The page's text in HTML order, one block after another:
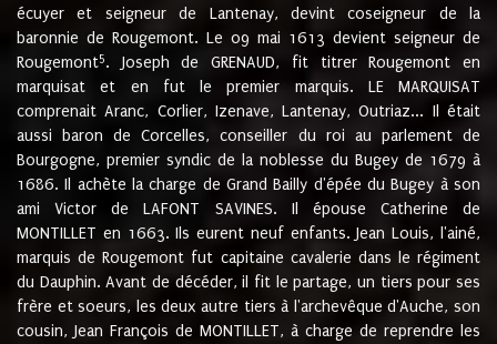
écuyer et seigneur de Lantenay, devint coseigneur de la
baronnie de Rougemont. Le 09 mai 1613 devient seigneur de
Rougemont5. Joseph de GRENAUD, fit titrer Rougemont en
marquisat et en fut le premier marquis. LE MARQUISAT
comprenait Aranc, Corlier, Izenave, Lantenay, Outriaz... Il était
aussi baron de Corcelles, conseiller du roi au parlement de
Bourgogne, premier syndic de la noblesse du Bugey de 1679 à
1686. Il achète la charge de Grand Bailly d'épée du Bugey à son
ami Victor de LAFONT SAVINES. Il épouse Catherine de
MONTILLET en 1663. Ils eurent neuf enfants. Jean Louis, l'ainé,
marquis de Rougemont fut capitaine cavalerie dans le régiment
du Dauphin. Avant de décéder, il fit le partage, un tiers pour ses
frère et soeurs, les deux autre tiers à l'archevêque d'Auche, son
cousin, Jean François de MONTILLET, à charge de reprendre les